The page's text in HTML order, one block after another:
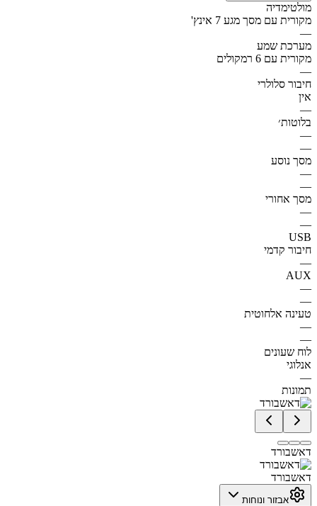
מולטימדיה
מקורית עם מסך מגע 7 אינץ'
—
מערכת שמע
מקורית עם 6 רמקולים
—
חיבור סלולרי
אין
—
בלוטות׳
—
—
מסך נוסע
—
—
מסך אחורי
—
—
USB
חיבור קדמי
—
AUX
—
—
טעינה אלחוטית
—
—
לוח שעונים
אנלוגי
—
תמונות
דאשבורד
דאשבורד
אבזור ונוחות